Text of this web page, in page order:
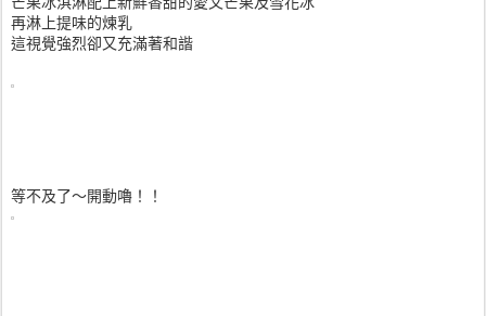
再淋上提味的煉乳
這視覺強烈卻又充滿著和諧
等不及了～開動嚕！！